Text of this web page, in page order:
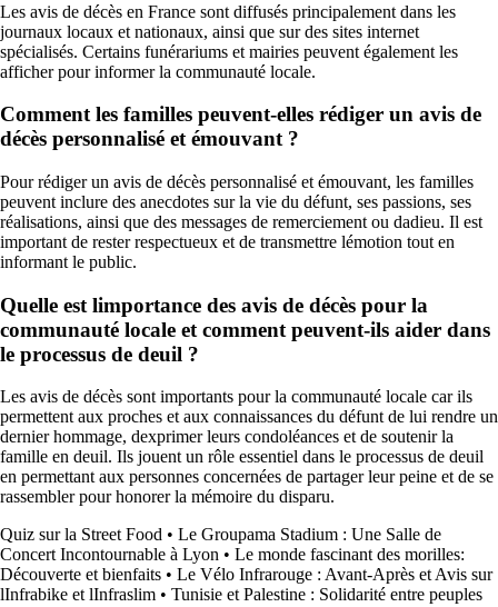
Les avis de décès en France sont diffusés principalement dans les
journaux locaux et nationaux, ainsi que sur des sites internet
spécialisés. Certains funérariums et mairies peuvent également les
afficher pour informer la communauté locale.
Comment les familles peuvent-elles rédiger un avis de
décès personnalisé et émouvant ?
Pour rédiger un avis de décès personnalisé et émouvant, les familles
peuvent inclure des anecdotes sur la vie du défunt, ses passions, ses
réalisations, ainsi que des messages de remerciement ou dadieu. Il est
important de rester respectueux et de transmettre lémotion tout en
informant le public.
Quelle est limportance des avis de décès pour la
communauté locale et comment peuvent-ils aider dans
le processus de deuil ?
Les avis de décès sont importants pour la communauté locale car ils
permettent aux proches et aux connaissances du défunt de lui rendre un
dernier hommage, dexprimer leurs condoléances et de soutenir la
famille en deuil. Ils jouent un rôle essentiel dans le processus de deuil
en permettant aux personnes concernées de partager leur peine et de se
rassembler pour honorer la mémoire du disparu.
Quiz sur la Street Food • Le Groupama Stadium : Une Salle de
Concert Incontournable à Lyon • Le monde fascinant des morilles:
Découverte et bienfaits • Le Vélo Infrarouge : Avant-Après et Avis sur
lInfrabike et lInfraslim • Tunisie et Palestine : Solidarité entre peuples